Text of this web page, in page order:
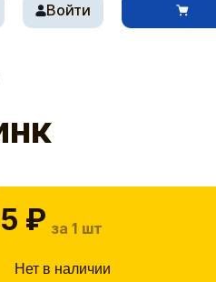
Войти
5 ₽ за 1 шт
Нет в наличии